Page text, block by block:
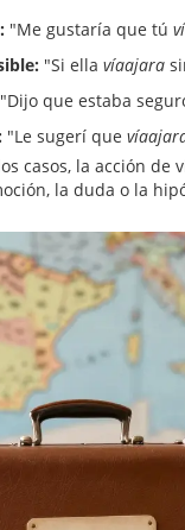
"Me gustaría que tú
"Si ella víaajara
"Dijo que estaba
"Le sugerí que
casos, la acción
la duda o la